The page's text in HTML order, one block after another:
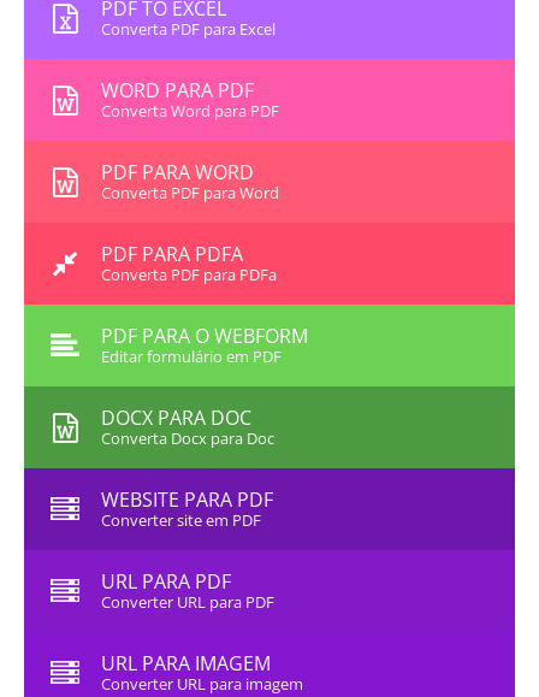
PDF TO EXCEL
Converta PDF para Excel
WORD PARA PDF
Converta Word para PDF
PDF PARA WORD
Converta PDF para Word
PDF PARA PDFA
Converta PDF para PDFa
PDF PARA O WEBFORM
Editar formulário em PDF
DOCX PARA DOC
Converta Docx para Doc
WEBSITE PARA PDF
Converter site em PDF
URL PARA PDF
Converter URL para PDF
URL PARA IMAGEM
Converter URL para imagem